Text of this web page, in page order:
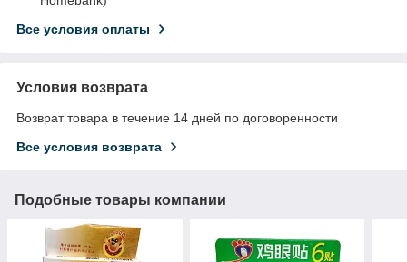
Все условия оплаты
Условия возврата
Возврат товара в течение 14 дней по договоренности
Все условия возврата
Подобные товары компании